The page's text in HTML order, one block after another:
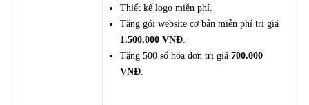
Thiết kế logo miễn phí.
Tặng gói website cơ bản miễn phí trị giá
1.500.000 VNĐ.
Tặng 500 số hóa đơn trị giá 700.000
VNĐ.